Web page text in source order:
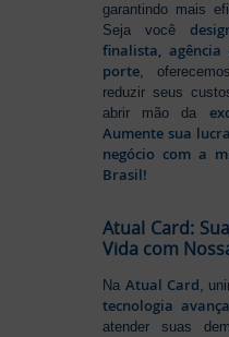
garantindo mais
Seja você
finalista,
porte,
reduzir seus
abrir mão da
Aumente sua
negócio com a
Brasil!
Atual Card:
Vida com
Na Atual Card ,
tecnologia
atender suas